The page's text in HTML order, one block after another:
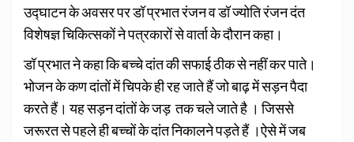
उद्घाटन के अवसर पर डॉ प्रभात रंजन व डॉ ज्योति रंजन दंत
विशेषज्ञ चिकित्सकों ने पत्रकारों से वार्ता के दौरान कहा।
डॉ प्रभात ने कहा कि बच्चे दांत की सफाई ठीक से नहीं कर पाते।
भोजन के कण दांतों में चिपके ही रह जाते हैं जो बाढ़ में सड़न पैदा
करते हैं। यह सड़न दांतों के जड़ तक चले जाते है । जिससे
जरूरत से पहले ही बच्चों के दांत निकालने पड़ते हैं ।ऐसे में जब